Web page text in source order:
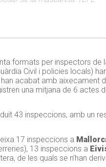
formats per inspectors
Civil i policies locals)
han acabat amb aixecament
una mitjana de 6 actes
43 inspeccions, amb un
17 inspeccions a
13 inspeccions a
de les quals se n’han